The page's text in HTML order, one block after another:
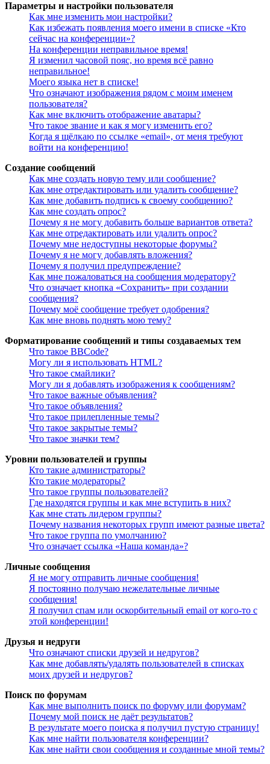
Параметры и настройки пользователя
Как мне изменить мои настройки?
Как избежать появления моего имени в списке «Кто
сейчас на конференции»?
На конференции неправильное время!
Я изменил часовой пояс, но время всё равно
неправильное!
Моего языка нет в списке!
Что означают изображения рядом с моим именем
пользователя?
Как мне включить отображение аватары?
Что такое звание и как я могу изменить его?
Когда я щёлкаю по ссылке «email», от меня требуют
войти на конференцию!
Создание сообщений
Как мне создать новую тему или сообщение?
Как мне отредактировать или удалить сообщение?
Как мне добавить подпись к своему сообщению?
Как мне создать опрос?
Почему я не могу добавить больше вариантов ответа?
Как мне отредактировать или удалить опрос?
Почему мне недоступны некоторые форумы?
Почему я не могу добавлять вложения?
Почему я получил предупреждение?
Как мне пожаловаться на сообщения модератору?
Что означает кнопка «Сохранить» при создании
сообщения?
Почему моё сообщение требует одобрения?
Как мне вновь поднять мою тему?
Форматирование сообщений и типы создаваемых тем
Что такое BBCode?
Могу ли я использовать HTML?
Что такое смайлики?
Могу ли я добавлять изображения к сообщениям?
Что такое важные объявления?
Что такое объявления?
Что такое прилепленные темы?
Что такое закрытые темы?
Что такое значки тем?
Уровни пользователей и группы
Кто такие администраторы?
Кто такие модераторы?
Что такое группы пользователей?
Где находятся группы и как мне вступить в них?
Как мне стать лидером группы?
Почему названия некоторых групп имеют разные цвета?
Что такое группа по умолчанию?
Что означает ссылка «Наша команда»?
Личные сообщения
Я не могу отправить личные сообщения!
Я постоянно получаю нежелательные личные
сообщения!
Я получил спам или оскорбительный email от кого-то с
этой конференции!
Друзья и недруги
Что означают списки друзей и недругов?
Как мне добавлять/удалять пользователей в списках
моих друзей и недругов?
Поиск по форумам
Как мне выполнить поиск по форуму или форумам?
Почему мой поиск не даёт результатов?
В результате моего поиска я получил пустую страницу!
Как мне найти пользователя конференции?
Как мне найти свои сообщения и созданные мной темы?